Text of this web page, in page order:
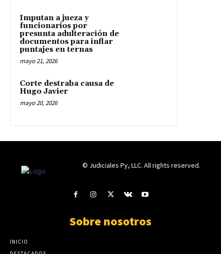
Imputan a jueza y
funcionarios por
presunta adulteración de
documentos para inflar
puntajes en ternas
mayo 21, 2026
Corte destraba causa de
Hugo Javier
mayo 20, 2026
© Judiciales Py, LLC. All rights reserved.
Sobre nosotros
INICIO